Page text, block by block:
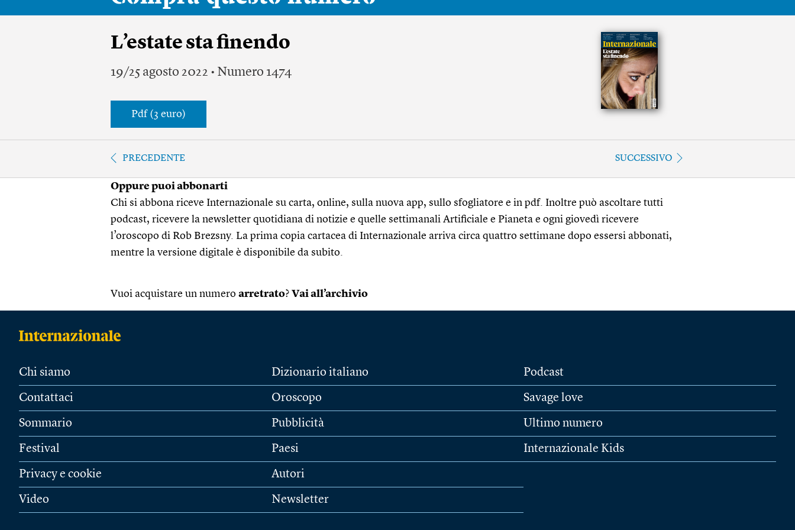
L’estate sta finendo
19/25 agosto 2022 • Numero 1474
Pdf (3 euro)
PRECEDENTE SUCCESSIVO
Oppure puoi abbonarti
Chi si abbona riceve Internazionale su carta, online, sulla nuova app, sullo sfogliatore e in pdf. Inoltre può ascoltare tutti
podcast, ricevere la newsletter quotidiana di notizie e quelle settimanali Artificiale e Pianeta e ogni giovedì ricevere
l’oroscopo di Rob Brezsny. La prima copia cartacea di Internazionale arriva circa quattro settimane dopo essersi abbonati,
mentre la versione digitale è disponibile da subito.
Vuoi acquistare un numero arretrato? Vai all’archivio
Chi siamo
Contattaci
Sommario
Festival
Privacy e cookie
Video
Dizionario italiano
Oroscopo
Pubblicità
Paesi
Autori
Newsletter
Podcast
Savage love
Ultimo numero
Internazionale Kids